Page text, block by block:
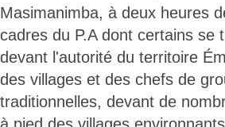
Masimanimba, à deux heures
cadres du P.A dont certains se
devant l'autorité du territoire
des villages et des chefs de
traditionnelles, devant de